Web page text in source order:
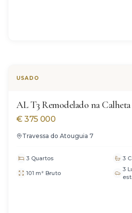
USADO
AL T3 Remodelado na Calheta
€375 000
Travessa do Atouguia 7
3 Quartos 3
101 m² Bruto
3